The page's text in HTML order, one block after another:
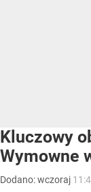
Kluczowy
Wymowne
Dodano:wczoraj